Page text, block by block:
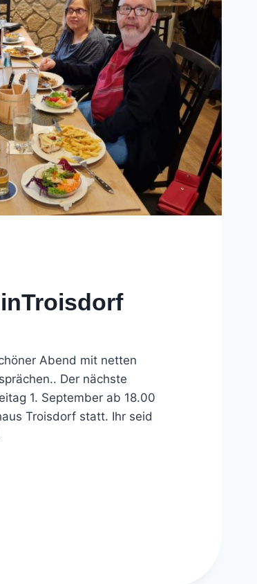
Abend mit netten
Der nächste
1. September ab 18.00
Troisdorf statt. Ihr seid